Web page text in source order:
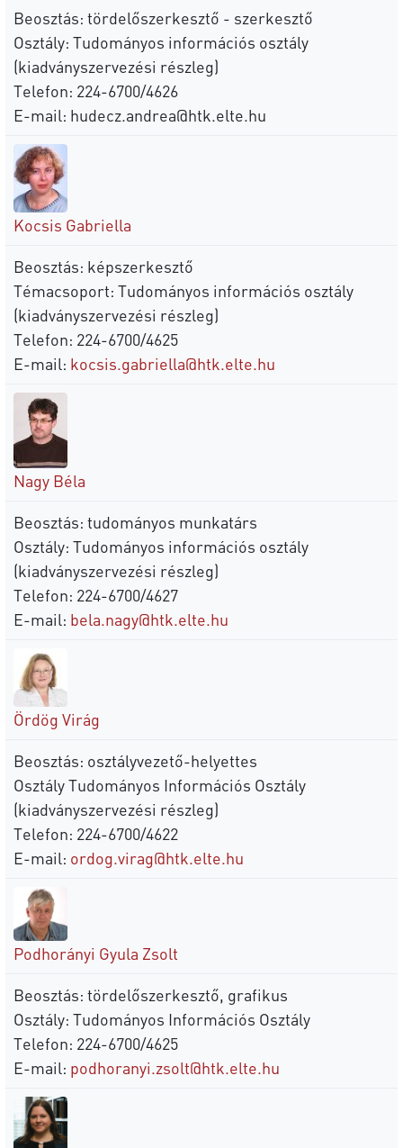
Beosztás: tördelőszerkesztő - szerkesztő
Osztály: Tudományos információs osztály
(kiadványszervezési részleg)
Telefon: 224-6700/4626
E-mail: hudecz.andrea@htk.elte.hu
Kocsis Gabriella
Beosztás: képszerkesztő
Témacsoport: Tudományos információs osztály
(kiadványszervezési részleg)
Telefon: 224-6700/4625
E-mail: kocsis.gabriella@htk.elte.hu
Nagy Béla
Beosztás: tudományos munkatárs
Osztály: Tudományos információs osztály
(kiadványszervezési részleg)
Telefon: 224-6700/4627
E-mail: bela.nagy@htk.elte.hu
Ördög Virág
Beosztás: osztályvezető-helyettes
Osztály Tudományos Információs Osztály
(kiadványszervezési részleg)
Telefon: 224-6700/4622
E-mail: ordog.virag@htk.elte.hu
Podhorányi Gyula Zsolt
Beosztás: tördelőszerkesztő, grafikus
Osztály: Tudományos Információs Osztály
Telefon: 224-6700/4625
E-mail: podhoranyi.zsolt@htk.elte.hu